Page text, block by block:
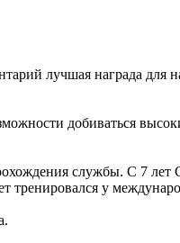
лучшая награда для
добиваться
службы. С 7 лет
тренировался у